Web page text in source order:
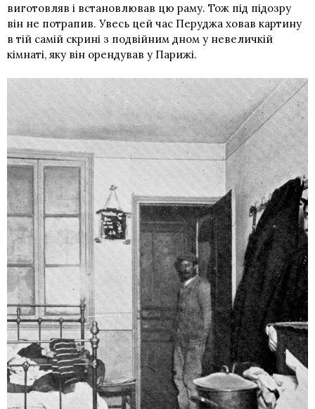
виготовляв і встановлював цю раму. Тож під підозру
він не потрапив. Увесь цей час Перуджа ховав картину
в тій самій скрині з подвійним дном у невеличкій
кімнаті, яку він орендував у Парижі.